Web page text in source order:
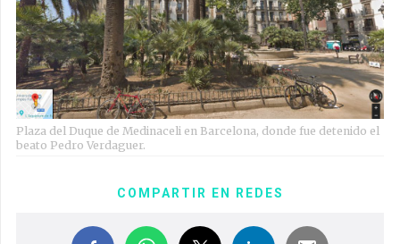
Plaza del Duque de Medinaceli en Barcelona, donde fue detenido el
beato Pedro Verdaguer.
COMPARTIR EN REDES